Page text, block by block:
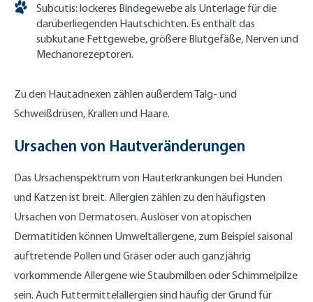
Subcutis: lockeres Bindegewebe als Unterlage für die
darüberliegenden Hautschichten. Es enthält das
subkutane Fettgewebe, größere Blutgefäße, Nerven und
Mechanorezeptoren.
Zu den Hautadnexen zählen außerdem Talg- und
Schweißdrüsen, Krallen und Haare.
Ursachen von Hautveränderungen
Das Ursachenspektrum von Hauterkrankungen bei Hunden
und Katzen ist breit. Allergien zählen zu den häufigsten
Ursachen von Dermatosen. Auslöser von atopischen
Dermatitiden können Umweltallergene, zum Beispiel saisonal
auftretende Pollen und Gräser oder auch ganzjährig
vorkommende Allergene wie Staubmilben oder Schimmelpilze
sein. Auch Futtermittelallergien sind häufig der Grund für